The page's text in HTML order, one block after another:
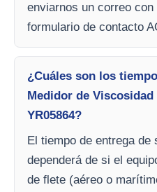
enviarnos un correo
formulario de contacto
¿Cuáles son los
Medidor de
YR05864?
El tiempo de entrega de
dependerá de si el
de flete (aéreo o